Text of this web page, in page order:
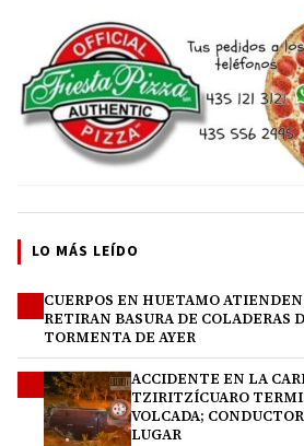
LO MÁS LEÍDO
CUERPOS EN HUETAMO
RETIRAN BASURA DE COLADERAS
TORMENTA DE AYER
ACCIDENTE EN LA
TZIRITZÍCUARO
VOLCADA;
LUGAR